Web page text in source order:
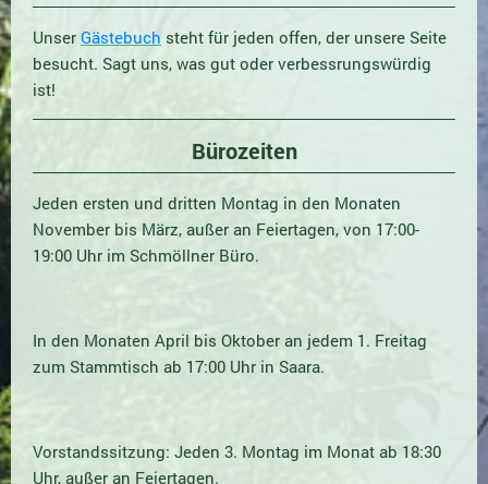
Unser Gästebuch steht für jeden offen, der unsere Seite
besucht. Sagt uns, was gut oder verbessrungswürdig
ist!
Bürozeiten
Jeden ersten und dritten Montag in den Monaten
November bis März, außer an Feiertagen, von 17:00-
19:00 Uhr im Schmöllner Büro.
In den Monaten April bis Oktober an jedem 1. Freitag
zum Stammtisch ab 17:00 Uhr in Saara.
Vorstandssitzung: Jeden 3. Montag im Monat ab 18:30
Uhr, außer an Feiertagen.